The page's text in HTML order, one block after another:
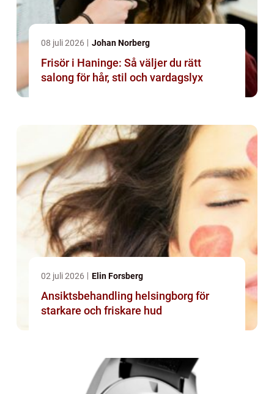
08 juli 2026 Johan Norberg
Frisör i Haninge: Så väljer du rätt
salong för hår, stil och vardagslyx
02 juli 2026 Elin Forsberg
Ansiktsbehandling helsingborg för
starkare och friskare hud